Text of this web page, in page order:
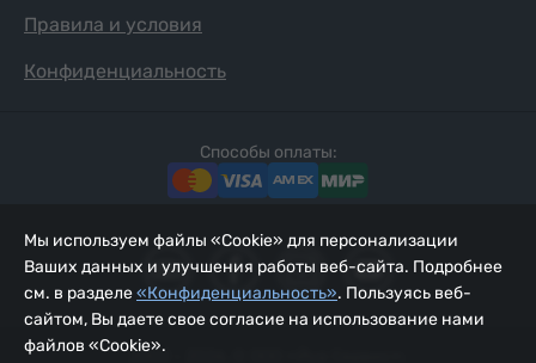
Правила и условия
Конфиденциальность
Способы оплаты:
2002 - 2026, © ООО «Йур Сервис»;
Мы используем файлы «Cookie» для персонализации
Ваших данных и улучшения работы веб-сайта. Подробнее
см. в разделе«Конфиденциальность». Пользуясь веб-
сайтом, Вы даете свое согласие на использование нами
файлов «Cookie».